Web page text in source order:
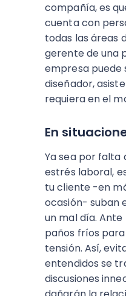
compañía, es
cuenta con
todas las áreas
gerente de una
empresa puede
diseñador,
requiera en el
En
Ya sea por falta
estrés laboral,
tu cliente -en
ocasión- suban
un mal día.
paños fríos
tensión. Así,
entendidos se
discusiones